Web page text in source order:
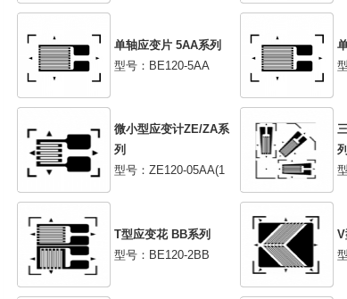
单轴应变片 5AA系列
型号：BE120-5AA
微小型应变计ZE/ZA系
列
型号：ZE120-05AA(1
列
T型应变花 BB系列
型号：BE120-2BB
V